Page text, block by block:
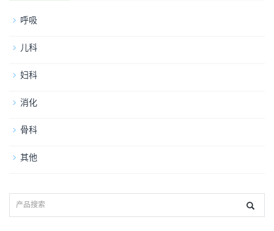
呼吸
儿科
妇科
消化
骨科
其他